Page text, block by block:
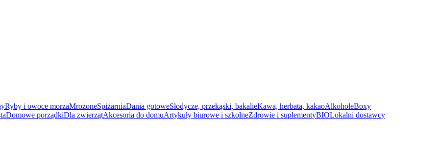
Ryby i owoce morzaMrożoneSpiżarniaDania gotoweSłodycze, przekąski, bakalieKawa, herbata, kakaoAlkoholeBoxy
Domowe porządkiDla zwierzątAkcesoria do domuArtykuły biurowe i szkolneZdrowie i suplementyBIOLokalni dostawcy